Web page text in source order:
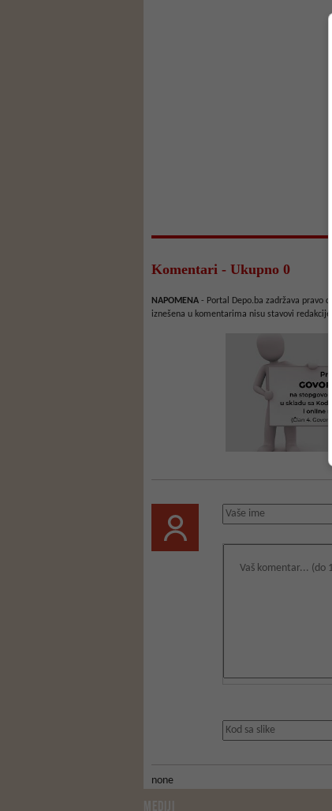
Komentari - Ukupno 0
NAPOMENA - Portal Depo.ba zadržava pravo
iznešena u komentarima nisu stavovi
none
MEDIJI